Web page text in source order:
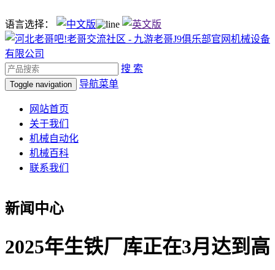
语言选择：
搜 索
Toggle navigation 导航菜单
网站首页
关于我们
机械自动化
机械百科
联系我们
新闻中心
2025年生铁厂库正在3月达到高